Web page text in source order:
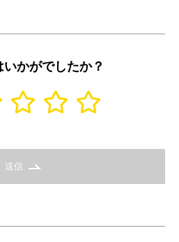
いかがでしたか？
送信